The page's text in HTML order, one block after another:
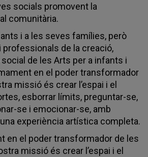
socials promovent la
comunitària.
i a les seves famílies, però
de la creació,
social de les Arts per a infants i
en el poder transformador
missió és crear l’espai i el
esborrar límits, preguntar-se,
se i emocionar-se, amb
una experiència artística completa.
en el poder transformador de les
missió és crear l’espai i el